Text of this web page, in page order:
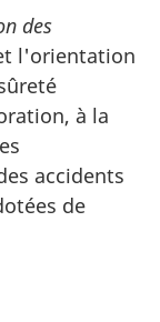
des
l'orientation
à la
accidents
de